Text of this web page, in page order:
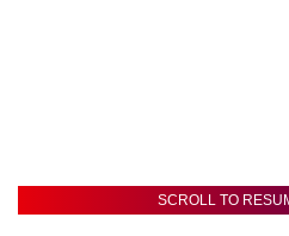
SCROLL TO